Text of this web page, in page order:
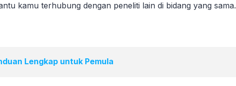
kamu terhubung dengan peneliti lain di bidang yang sama.
Lengkap untuk Pemula